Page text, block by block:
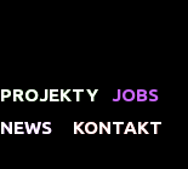
PROJEKTY
PROJEKTY
NEWS
NEWS KONTAKT
KONTAKT
JOBS